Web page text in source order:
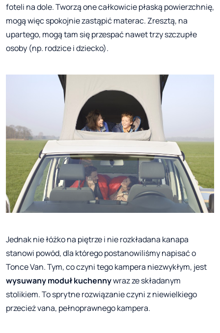
foteli na dole. Tworzą one całkowicie płaską powierzchnię,
mogą więc spokojnie zastąpić materac. Zresztą, na
upartego, mogą tam się przespać nawet trzy szczupłe
osoby (np. rodzice i dziecko).
Jednak nie łóżko na piętrze i nie rozkładana kanapa
stanowi powód, dla którego postanowiliśmy napisać o
Tonce Van. Tym, co czyni tego kampera niezwykłym, jest
wysuwany moduł kuchennywraz ze składanym
stolikiem. To sprytne rozwiązanie czyni z niewielkiego
przecież vana, pełnoprawnego kampera.